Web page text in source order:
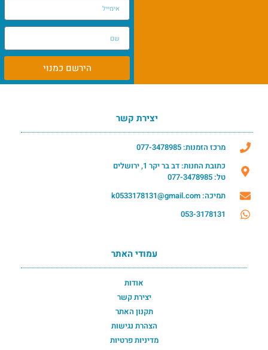
הירשם כמנוי
יצירת קשר
מרכז הזמנות: 077-3478985
כתובת החנות: דב בר יקר 1, ירושלים
טל: 077-3478985
תמיכה: k0533178131@gmail.com
053-3178131
עמודי האתר
אודות
יצירת קשר
תקנון האתר
הצהרת נגישות
מדיניות פרטיות